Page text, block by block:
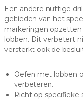
Een andere nuttige
gebieden van het
markeringen opzetten
lobben. Dit verbetert
versterkt ook de
Oefen met lobben
verbeteren.
Richt op specifieke